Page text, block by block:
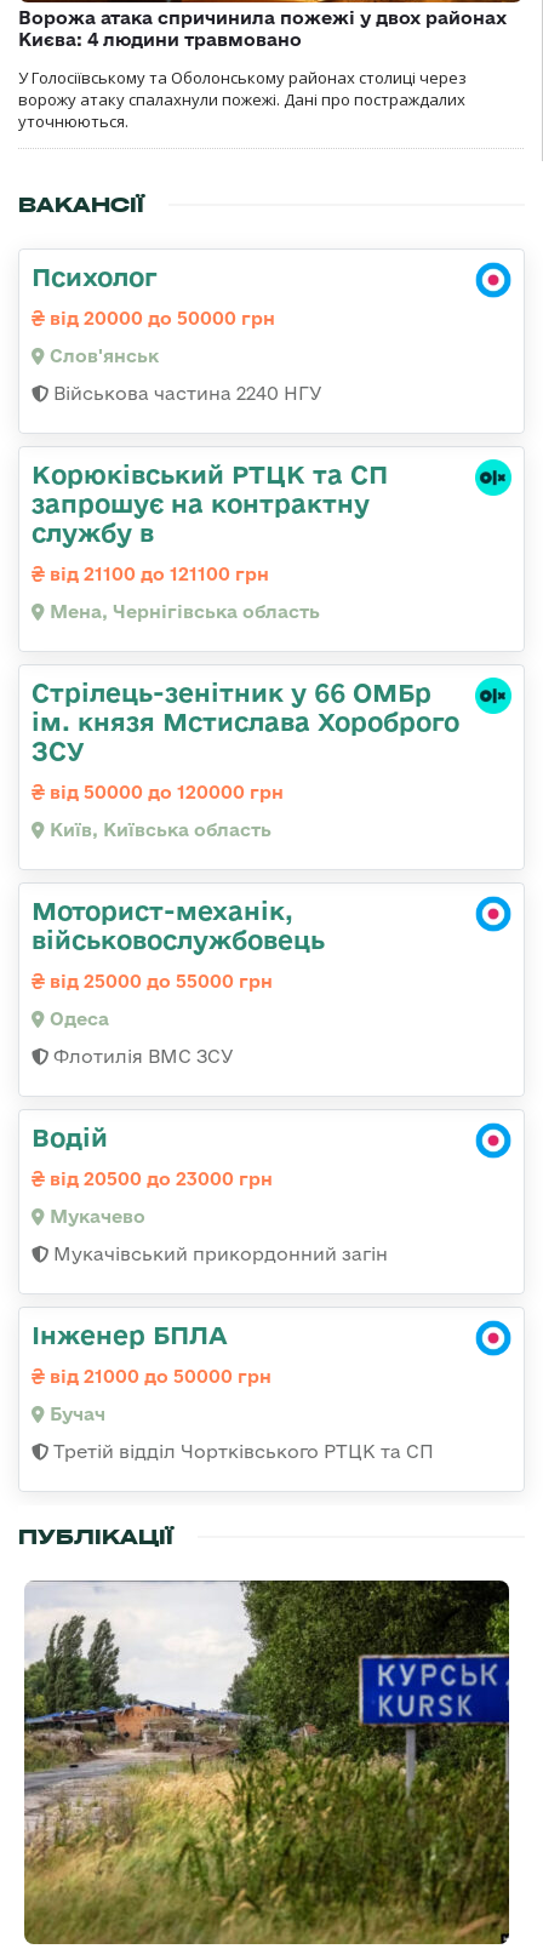
Ворожа атака спричинила пожежі у двох районах
Києва: 4 людини травмовано
У Голосіївському та Оболонському районах столиці через
ворожу атаку спалахнули пожежі. Дані про постраждалих
уточнюються.
ВАКАНСІЇ
Психолог
від 20000 до 50000 грн
Слов'янськ
Військова частина 2240 НГУ
Корюківський РТЦК та СП
запрошує на контрактну
службу в
від 21100 до 121100 грн
Мена, Чернігівська область
Стрілець-зенітник у 66 ОМБр
ім. князя Мстислава Хороброго
ЗСУ
від 50000 до 120000 грн
Київ, Київська область
Моторист-механік,
військовослужбовець
від 25000 до 55000 грн
Одеса
Флотилія ВМС ЗСУ
Водій
від 20500 до 23000 грн
Мукачево
Мукачівський прикордонний загін
Інженер БПЛА
від 21000 до 50000 грн
Бучач
Третій відділ Чортківського РТЦК та СП
ПУБЛІКАЦІЇ